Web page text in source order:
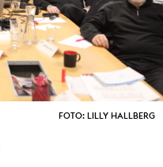
FOTO: LILLY HALLBERG